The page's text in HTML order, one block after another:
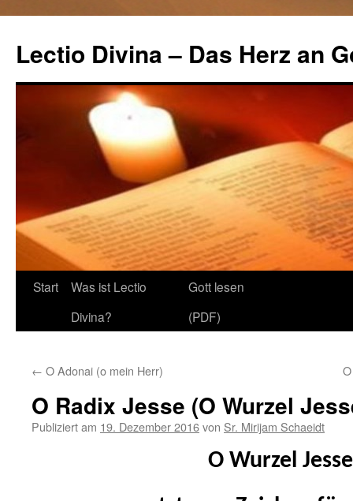
Lectio Divina – Das Herz an
Springe
Start
Was ist Lectio
Divina?
Gott lesen
(PDF)
← O Adonai (o mein Herr)
O Radix Jesse (O Wurzel
Publiziert am 19. Dezember 2016von Sr. Mirijam Schaeidt
O Wurzel